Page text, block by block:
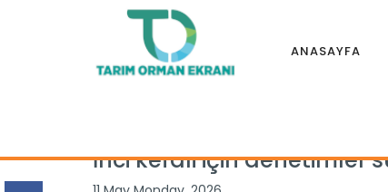
ANASAYFA
İnci kefali için denetimler